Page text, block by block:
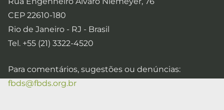
CEP 22610-180
Rio de Janeiro - RJ - Brasil
Tel. +55 (21) 3322-4520
Para comentários, sugestões ou denúncias:
fbds@fbds.org.br